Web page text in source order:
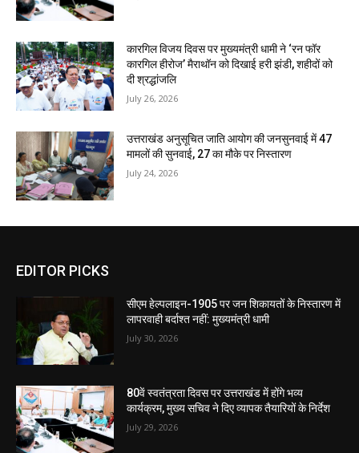
कारगिल विजय दिवस पर मुख्यमंत्री धामी ने ‘रन फॉर
कारगिल हीरोज’ मैराथॉन को दिखाई हरी झंडी, शहीदों को
दी श्रद्धांजलि
July 26, 2026
उत्तराखंड अनुसूचित जाति आयोग की जनसुनवाई में 47
मामलों की सुनवाई, 27 का मौके पर निस्तारण
July 24, 2026
EDITOR PICKS
सीएम हेल्पलाइन-1905 पर जन शिकायतों के निस्तारण में
लापरवाही बर्दाश्त नहीं: मुख्यमंत्री धामी
July 30, 2026
80वें स्वतंत्रता दिवस पर उत्तराखंड में होंगे भव्य
कार्यक्रम, मुख्य सचिव ने दिए व्यापक तैयारियों के निर्देश
July 29, 2026